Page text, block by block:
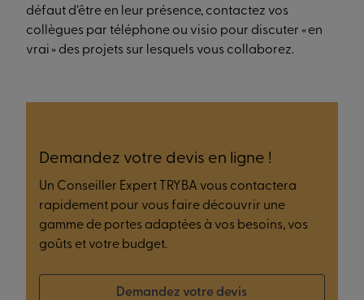
défaut d’être en leur présence, contactez vos
collègues par téléphone ou visio pour discuter « en
vrai » des projets sur lesquels vous collaborez.
Demandez votre devis en ligne !
Un Conseiller Expert TRYBA vous contactera
rapidement pour vous faire découvrir une
gamme de portes adaptées à vos besoins, vos
goûts et votre budget.
Demandez votre devis